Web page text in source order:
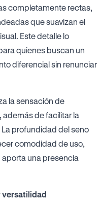
completamente rectas,
que suavizan el
Este detalle lo
quienes buscan un
diferencial sin renunciar
la sensación de
además de facilitar la
profundidad del seno
comodidad de uso,
aporta una presencia
versatilidad